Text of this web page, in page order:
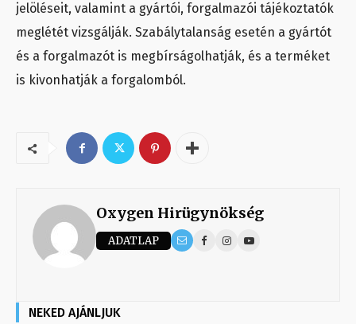
jelöléseit, valamint a gyártói, forgalmazói tájékoztatók
meglétét vizsgálják. Szabálytalanság esetén a gyártót
és a forgalmazót is megbírságolhatják, és a terméket
is kivonhatják a forgalomból.
Oxygen Hirügynökség
ADATLAP
NEKED AJÁNLJUK